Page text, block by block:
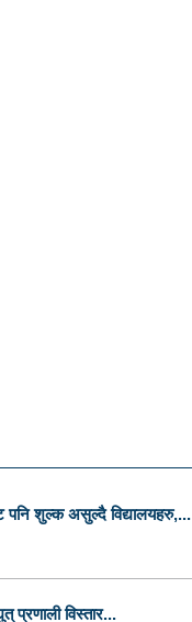
पनि शुल्क असुल्दै विद्यालयहरु,...
प्रणाली विस्तार...